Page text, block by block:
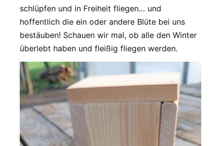
schlüpfen und in Freiheit fliegen… und
hoffentlich die ein oder andere Blüte bei uns
bestäuben! Schauen wir mal, ob alle den Winter
überlebt haben und fleißig fliegen werden.